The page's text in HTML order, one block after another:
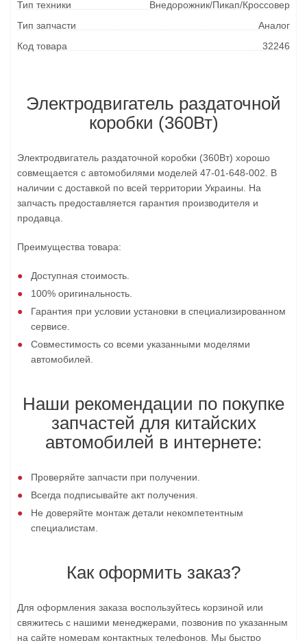
Тип техники
Внедорожник/Пикап/Кроссовер
Тип запчасти
Аналог
Код товара
32246
Электродвигатель раздаточной
коробки (360Вт)
Электродвигатель раздаточной коробки (360Вт) хорошо
совмещается с автомобилями моделей 47-01-648-002. В
наличии с доставкой по всей территории Украины. На
запчасть предоставляется гарантия производителя и
продавца.
Преимущества товара:
Доступная стоимость.
100% оригинальность.
Гарантия при условии установки в специализированном
сервисе.
Совместимость со всеми указанными моделями
автомобилей.
Наши рекомендации по покупке
запчастей для китайских
автомобилей в интернете:
Проверяйте запчасти при получении.
Всегда подписывайте акт получения.
Не доверяйте монтаж детали некомпетентным
специалистам.
Как оформить заказ?
Для оформления заказа воспользуйтесь корзиной или
свяжитесь с нашими менеджерами, позвонив по указанным
на сайте номерам контактных телефонов. Мы быстро